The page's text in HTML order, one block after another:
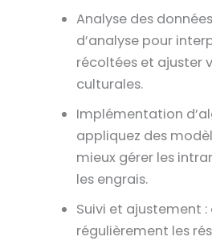
Analyse des
d’analyse pour
récoltées et ajuster
culturales.
Implémentation
appliquez des
mieux gérer les
les engrais.
Suivi et ajustement :
régulièrement les